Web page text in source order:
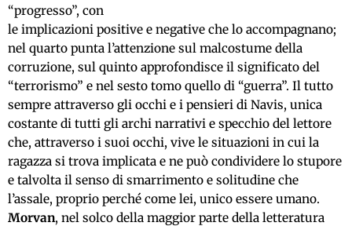
“progresso”, con
le implicazioni positive e negative che lo accompagnano;
nel quarto punta l’attenzione sul malcostume della
corruzione, sul quinto approfondisce il significato del
“terrorismo” e nel sesto tomo quello di “guerra”. Il tutto
sempre attraverso gli occhi e i pensieri di Navis, unica
costante di tutti gli archi narrativi e specchio del lettore
che, attraverso i suoi occhi, vive le situazioni in cui la
ragazza si trova implicata e ne può condividere lo stupore
e talvolta il senso di smarrimento e solitudine che
l’assale, proprio perché come lei, unico essere umano.
Morvan, nel solco della maggior parte della letteratura